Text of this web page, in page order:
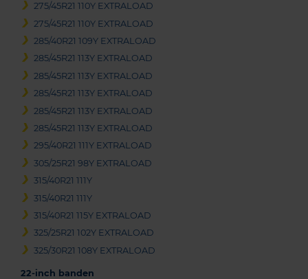
275/45R21 110Y EXTRALOAD
275/45R21 110Y EXTRALOAD
285/40R21 109Y EXTRALOAD
285/45R21 113Y EXTRALOAD
285/45R21 113Y EXTRALOAD
285/45R21 113Y EXTRALOAD
285/45R21 113Y EXTRALOAD
285/45R21 113Y EXTRALOAD
295/40R21 111Y EXTRALOAD
305/25R21 98Y EXTRALOAD
315/40R21 111Y
315/40R21 111Y
315/40R21 115Y EXTRALOAD
325/25R21 102Y EXTRALOAD
325/30R21 108Y EXTRALOAD
22-inch banden